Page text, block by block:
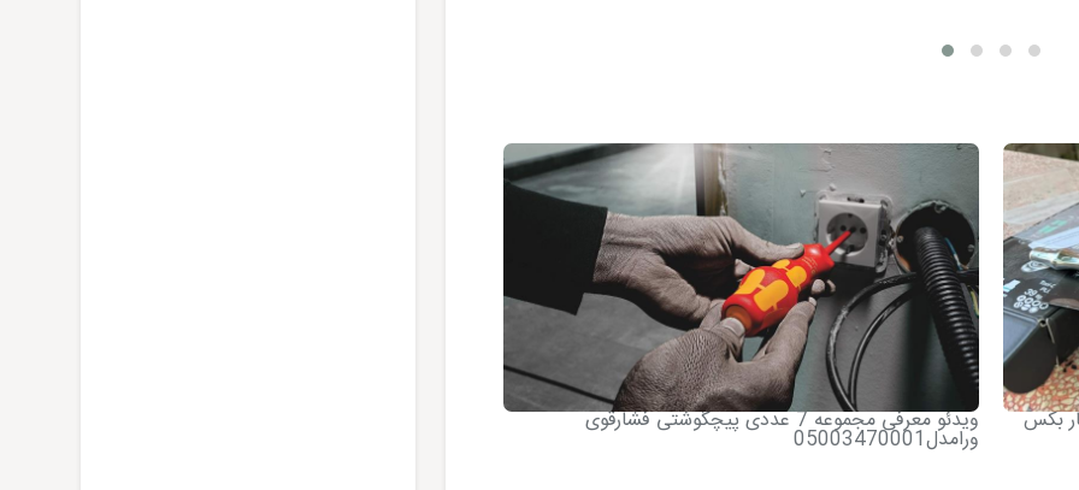
ویدئو معرفی مجموعه 7 عددی پیچگوشتی فشارقوی
ورامدل05003470001
آچار بکس